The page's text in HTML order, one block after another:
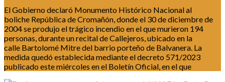
El Gobierno declaró Monumento Histórico Nacional al
boliche República de Cromañón, donde el 30 de diciembre de
2004 se produjo el trágico incendio en el que murieron 194
personas, durante un recital de Callejeros, ubicado en la
calle Bartolomé Mitre del barrio porteño de Balvanera. La
medida quedó establecida mediante el decreto 571/2023
publicado este miércoles en el Boletín Oficial, en el que